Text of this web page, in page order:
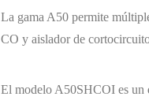
La gama A50 permite
CO y aislador de
El modelo A50SHCOI es un